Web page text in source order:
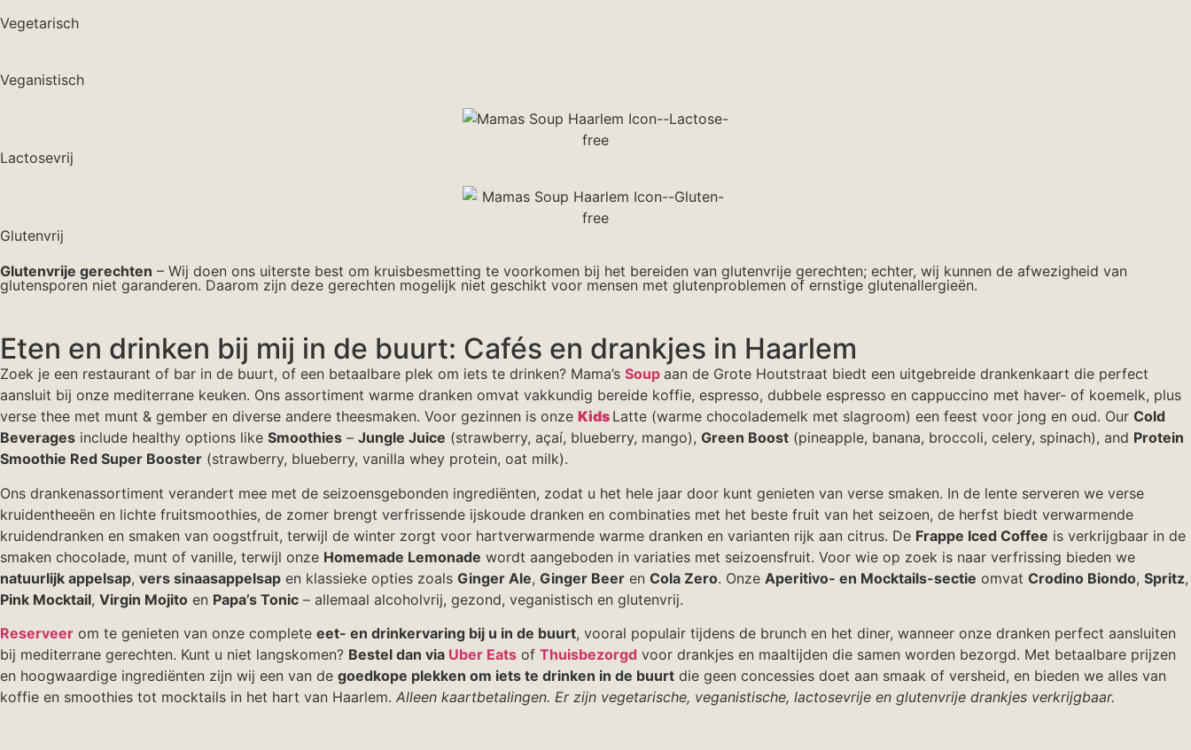
Vegetarisch
Veganistisch
Lactosevrij
Glutenvrij
Glutenvrije gerechten – Wij doen ons uiterste best om kruisbesmetting te voorkomen bij het bereiden van glutenvrije gerechten; echter, wij kunnen de afwezigheid van
glutensporen niet garanderen. Daarom zijn deze gerechten mogelijk niet geschikt voor mensen met glutenproblemen of ernstige glutenallergieën.
Eten en drinken bij mij in de buurt: Cafés en drankjes in Haarlem
Zoek je een restaurant of bar in de buurt, of een betaalbare plek om iets te drinken? Mama’s Soup aan de Grote Houtstraat biedt een uitgebreide drankenkaart die perfect
aansluit bij onze mediterrane keuken. Ons assortiment warme dranken omvat vakkundig bereide koffie, espresso, dubbele espresso en cappuccino met haver- of koemelk, plus
verse thee met munt & gember en diverse andere theesmaken. Voor gezinnen is onze Kids Latte (warme chocolademelk met slagroom) een feest voor jong en oud. Our Cold
Beverages include healthy options like Smoothies – Jungle Juice (strawberry, açaí, blueberry, mango), Green Boost (pineapple, banana, broccoli, celery, spinach), and Protein
Smoothie Red Super Booster (strawberry, blueberry, vanilla whey protein, oat milk).
Ons drankenassortiment verandert mee met de seizoensgebonden ingrediënten, zodat u het hele jaar door kunt genieten van verse smaken. In de lente serveren we verse
kruidentheeën en lichte fruitsmoothies, de zomer brengt verfrissende ijskoude dranken en combinaties met het beste fruit van het seizoen, de herfst biedt verwarmende
kruidendranken en smaken van oogstfruit, terwijl de winter zorgt voor hartverwarmende warme dranken en varianten rijk aan citrus. De Frappe Iced Coffee is verkrijgbaar in de
smaken chocolade, munt of vanille, terwijl onze Homemade Lemonade wordt aangeboden in variaties met seizoensfruit. Voor wie op zoek is naar verfrissing bieden we
natuurlijk appelsap, vers sinaasappelsap en klassieke opties zoals Ginger Ale, Ginger Beer en Cola Zero. Onze Aperitivo- en Mocktails-sectie omvat Crodino Biondo, Spritz,
Pink Mocktail, Virgin Mojito en Papa’s Tonic – allemaal alcoholvrij, gezond, veganistisch en glutenvrij.
Reserveer om te genieten van onze complete eet- en drinkervaring bij u in de buurt, vooral populair tijdens de brunch en het diner, wanneer onze dranken perfect aansluiten
bij mediterrane gerechten. Kunt u niet langskomen? Bestel dan via Uber Eats of Thuisbezorgd voor drankjes en maaltijden die samen worden bezorgd. Met betaalbare prijzen
en hoogwaardige ingrediënten zijn wij een van de goedkope plekken om iets te drinken in de buurt die geen concessies doet aan smaak of versheid, en bieden we alles van
koffie en smoothies tot mocktails in het hart van Haarlem. Alleen kaartbetalingen. Er zijn vegetarische, veganistische, lactosevrije en glutenvrije drankjes verkrijgbaar.